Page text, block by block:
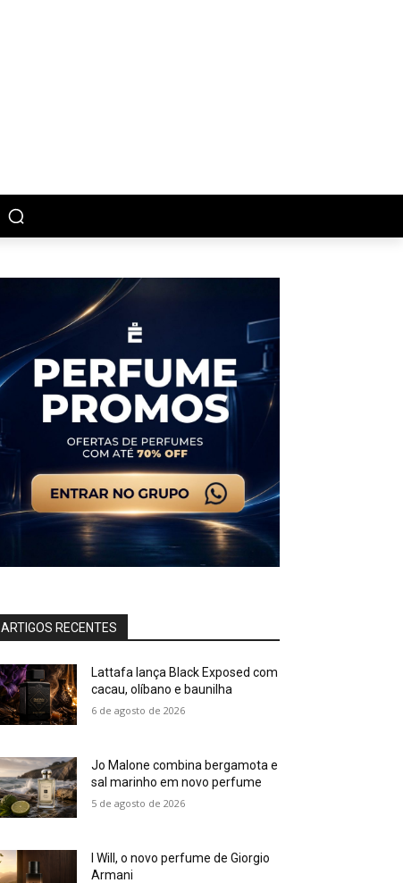
ARTIGOS RECENTES
Lattafa lança Black Exposed com
cacau, olíbano e baunilha
6 de agosto de 2026
Jo Malone combina bergamota e
sal marinho em novo perfume
5 de agosto de 2026
I Will, o novo perfume de Giorgio
Armani